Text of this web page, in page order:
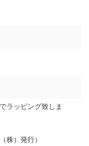
ラッピング致しま
株）発行）